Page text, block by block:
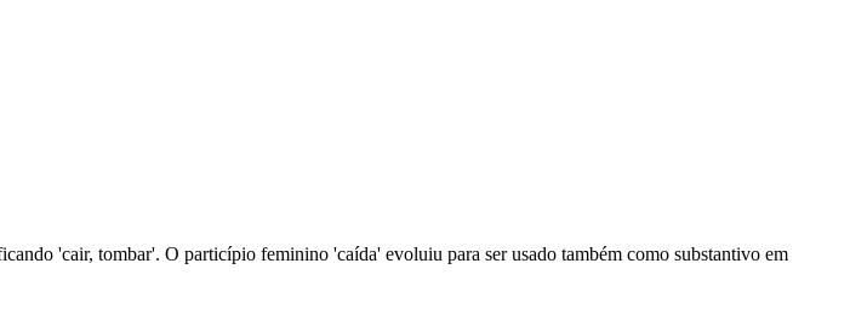
'cair, tombar'. O particípio feminino 'caída' evoluiu para ser usado também como substantivo em